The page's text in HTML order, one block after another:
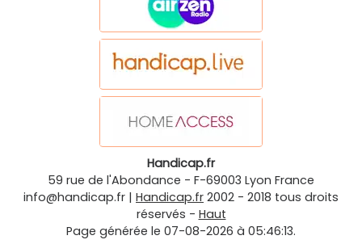
Handicap.fr
59 rue de l'Abondance - F-69003 Lyon France
info@handicap.fr | Handicap.fr 2002 - 2018 tous droits
réservés - Haut
Page générée le 07-08-2026 à 05:46:13.